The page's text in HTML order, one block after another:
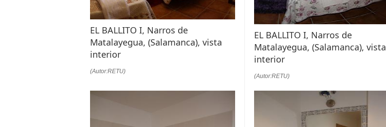
EL BALLITO I, Narros de
Matalayegua, (Salamanca), vista
interior
(Autor:RETU)
EL BALLITO I, Narros de
Matalayegua, (Salamanca), vista
interior
(Autor:RETU)